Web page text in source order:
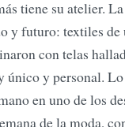
tiene su atelier.
y futuro: textiles
con telas
único y personal.
en uno de los
de la moda,